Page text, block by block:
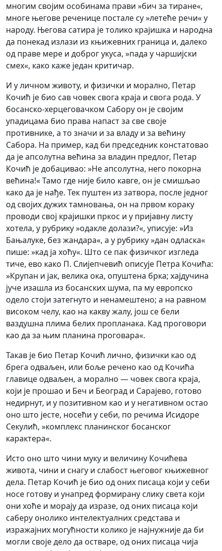
многим својим особинама прави »бич за тиране«,
многе његове реченице постале су »летеће речи« у
народу. Његова сатира је толико крајишка и народна
да понекад излази из књижевних граница и, далеко
од праве мере и доброг укуса, »пада у чаршијски
смех«, како каже један критичар.
И у личном животу, и физички и морално, Петар
Кочић је био сав човек свога краја и свога рода. У
босанско-херцеговачком Сабору он је својим
упадицама био права напаст за све своје
противнике, а то значи и за владу и за већину
Сабора. На пример, кад би председник констатовао
да је апсолутна већина за владин предлог, Петар
Кочић је добацивао: »Не апсолутна, него покорна
већина!« Тамо где није било кавге, он је смишљао
како да је нађе. Тек пуштен из затвора, после једног
од својих дужих тамновања, он на првом кораку
проводи свој крајишки пркос и у пријавну листу
хотела, у рубрику »одакле долази?«, уписује: »Из
Бањалуке, без жандара«, а у рубрику »дан одласка«
пише: »кад ја хоћу«. Што се пак физичког изгледа
тиче, ево како П. Слијепчевић описује Петра Кочића:
»Крупан и јак, велика ока, опуштена брка; хајдучина
јуче изашла из босанских шума, па му европско
одело стоји затегнуто и ненамештено; а на равном
високом челу, као на какву жалу, још се бели
ваздушна плима белих пропланака. Кад проговори
као да за њим планина проговара«.
Такав је био Петар Кочић лично, физички као од
брега одваљен, или боље речено као од Кочића
главице одваљен, а морално — човек свога краја,
који је прошао и Беч и Београд и Сарајево, готово
недирнут, и у позитивном као и у негативном остао
оно што јесте, носећи у себи, по речима Исидоре
Секулић, »комплекс планинског босанског
карактера«.
Исто оно што чини муку и величину Кочићева
живота, чини и снагу и слабост његовог књижевног
дела. Петар Кочић је био од оних писаца који у себи
носе готову и унапред формирану слику света који
они хоће и морају да изразе, од оних писаца који
саберу онолико интелектуалних средстава и
изражајних могућности колико је најнужније да би
могли своје дело да остваре, од оних писаца чија